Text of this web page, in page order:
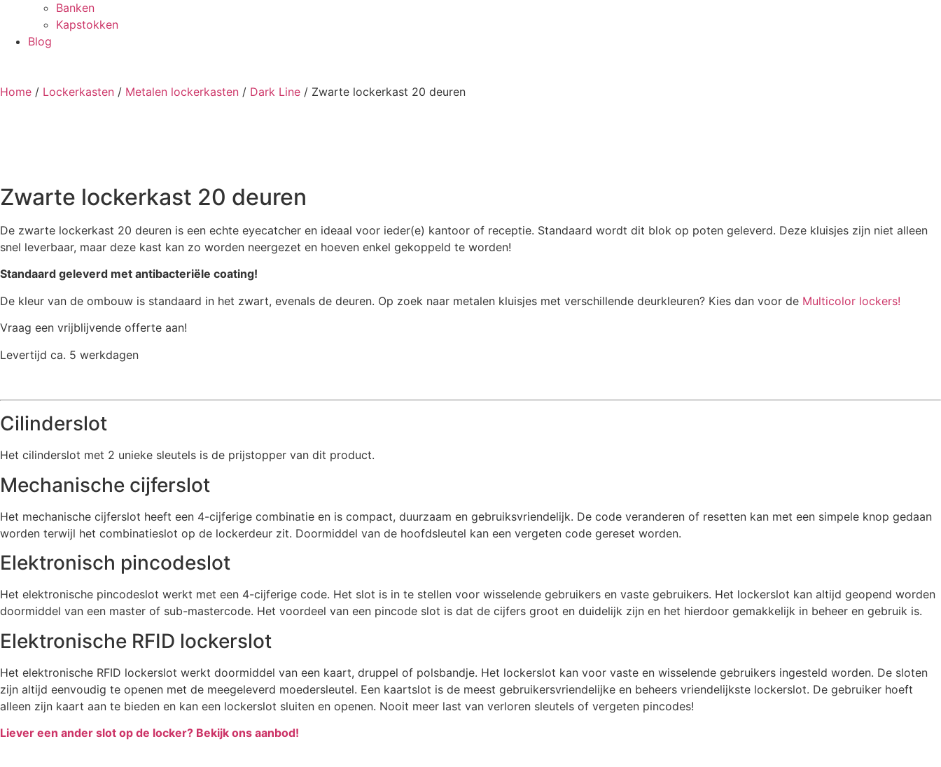
Banken
Kapstokken
Blog
Home / Lockerkasten / Metalen lockerkasten / Dark Line / Zwarte lockerkast 20 deuren
Zwarte lockerkast 20 deuren
De zwarte lockerkast 20 deuren is een echte eyecatcher en ideaal voor ieder(e) kantoor of receptie. Standaard wordt dit blok op poten geleverd. Deze kluisjes zijn niet alleen
snel leverbaar, maar deze kast kan zo worden neergezet en hoeven enkel gekoppeld te worden!
Standaard geleverd met antibacteriële coating!
De kleur van de ombouw is standaard in het zwart, evenals de deuren. Op zoek naar metalen kluisjes met verschillende deurkleuren? Kies dan voor de Multicolor lockers!
Vraag een vrijblijvende offerte aan!
Levertijd ca. 5 werkdagen
Cilinderslot
Het cilinderslot met 2 unieke sleutels is de prijstopper van dit product.
Mechanische cijferslot
Het mechanische cijferslot heeft een 4-cijferige combinatie en is compact, duurzaam en gebruiksvriendelijk. De code veranderen of resetten kan met een simpele knop gedaan
worden terwijl het combinatieslot op de lockerdeur zit. Doormiddel van de hoofdsleutel kan een vergeten code gereset worden.
Elektronisch pincodeslot
Het elektronische pincodeslot werkt met een 4-cijferige code. Het slot is in te stellen voor wisselende gebruikers en vaste gebruikers. Het lockerslot kan altijd geopend worden
doormiddel van een master of sub-mastercode. Het voordeel van een pincode slot is dat de cijfers groot en duidelijk zijn en het hierdoor gemakkelijk in beheer en gebruik is.
Elektronische RFID lockerslot
Het elektronische RFID lockerslot werkt doormiddel van een kaart, druppel of polsbandje. Het lockerslot kan voor vaste en wisselende gebruikers ingesteld worden. De sloten
zijn altijd eenvoudig te openen met de meegeleverd moedersleutel. Een kaartslot is de meest gebruikersvriendelijke en beheers vriendelijkste lockerslot. De gebruiker hoeft
alleen zijn kaart aan te bieden en kan een lockerslot sluiten en openen. Nooit meer last van verloren sleutels of vergeten pincodes!
Liever een ander slot op de locker? Bekijk ons aanbod!